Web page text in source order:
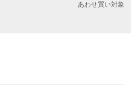
あわせ買い対象